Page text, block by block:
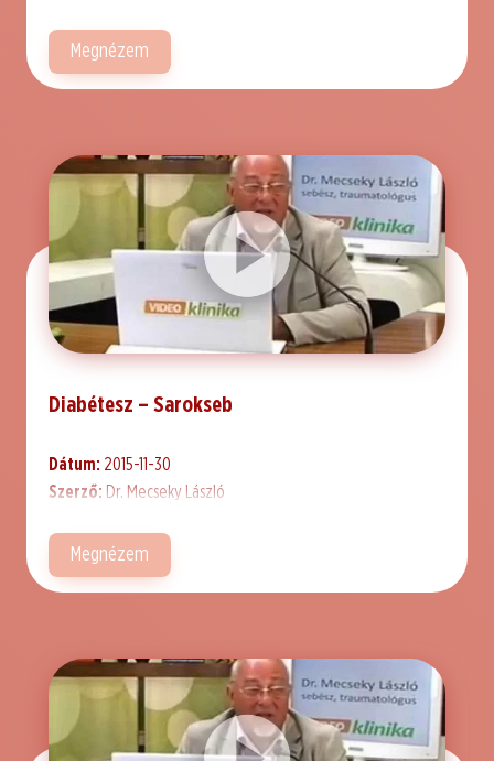
Megnézem
Diabétesz – Sarokseb
Dátum: 2015-11-30
Szerző: Dr. Mecseky László
Megnézem